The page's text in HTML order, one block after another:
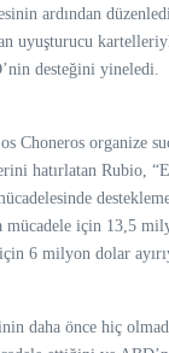
ardından
uyuşturucu
desteğini yineledi.
Choneros organize
hatırlatan Rubio,
mücadele için 13,5
6 milyon dolar
daha önce hiç